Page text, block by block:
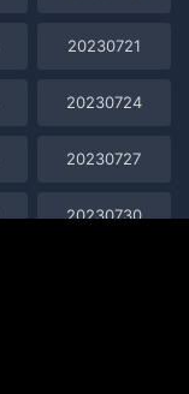
20230721
20230724
20230727
20230730